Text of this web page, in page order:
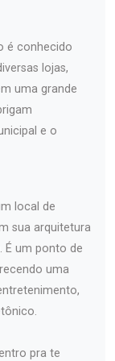
é conhecido
lojas,
uma grande
e o
local de
sua arquitetura
É um ponto de
uma
pra te